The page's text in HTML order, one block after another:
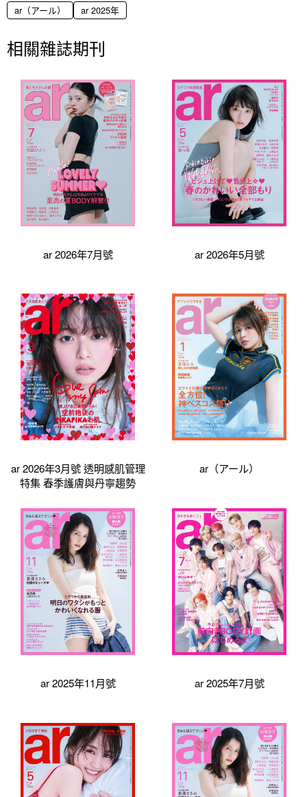
ar（アール） ar 2025年
相關雜誌期刊
ar 2026年7月號 ar 2026年5月號
ar 2026年3月號 透明感肌管理
特集 春季護膚與丹寧趨勢
ar（アール）
ar 2025年11月號 ar 2025年7月號